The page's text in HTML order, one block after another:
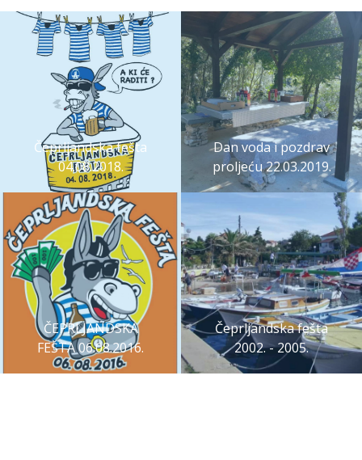
Čeprljandska fešta
04.08.2018.
Dan voda i pozdrav
proljeću 22.03.2019.
ČEPRLJANDSKA
FEŠTA 06.08.2016.
Čeprljandska fešta
2002. - 2005.